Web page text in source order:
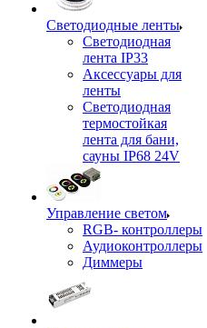
Светодиодные ленты
Светодиодная
лента IP33
Аксессуары для
ленты
Светодиодная
термостойкая
лента для бани,
сауны IP68 24V
Управление светом
RGB- контроллеры
Аудиоконтроллеры
Диммеры